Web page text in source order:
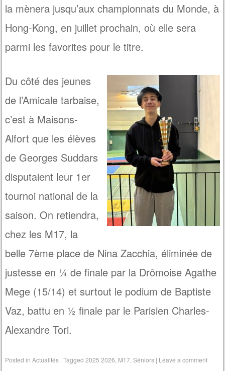
la mènera jusqu’aux championnats du Monde, à
Hong-Kong, en juillet prochain, où elle sera
parmi les favorites pour le titre.
Du côté des jeunes
de l’Amicale tarbaise,
c’est à Maisons-
Alfort que les élèves
de Georges Suddars
disputaient leur 1er
tournoi national de la
saison. On retiendra,
chez les M17, la
belle 7ème place de Nina Zacchia, éliminée de
justesse en ¼ de finale par la Drômoise Agathe
Mege (15/14) et surtout le podium de Baptiste
Vaz, battu en ½ finale par le Parisien Charles-
Alexandre Tori.
Posted inActualités |Tagged2025 2026 M17 ,Séniors | Leave a comment